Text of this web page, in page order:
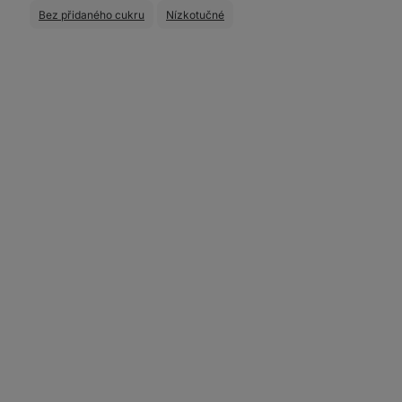
Bez přidaného cukru Nízkotučné